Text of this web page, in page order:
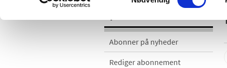
Abonner på nyheder
Rediger abonnement